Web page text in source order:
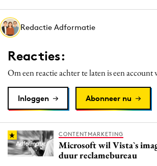
Media
Merkstrategie
PR
Programmatic
Purpose Marketing
Redactie Adformatie
Reacties:
Om een reactie achter te laten is een account
Inloggen Abonneer nu
CONTENTMARKETING
Microsoft wil Vista`s
duur reclamebureau